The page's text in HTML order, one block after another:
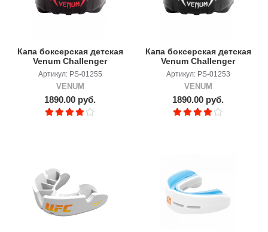
Капа боксерская детская
Venum Challenger
Black/Red
Артикул: PS-01255
VENUM
1890.00 руб.
Капа боксерская детская
Venum Challenger
Black/White
Артикул: PS-01253
VENUM
1890.00 руб.